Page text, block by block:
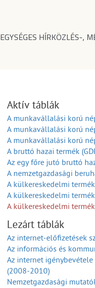
EGYSÉGES HÍRKÖZLÉS-,
Aktív táblák
A munkavállalási korú
A munkavállalási korú
A munkavállalási korú
A bruttó hazai termék
Az egy főre jutó bruttó
A nemzetgazdasági
A külkereskedelmi
A külkereskedelmi
A külkereskedelmi
Ft) (2001-2024)
A külkereskedelmi
időszaka=100,0) (2001-
A külkereskedelmi
(2001-2024)
A fogyasztóiár-index
Lezárt táblák
Az internet-előfizetések
Az információs és
Az internet
(2008-2010)
Nemzetgazdasági